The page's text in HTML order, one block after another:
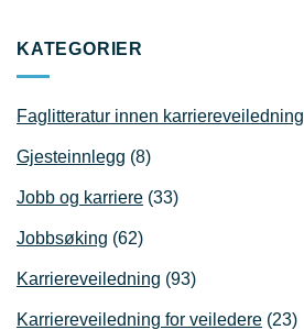
KATEGORIER
Faglitteratur innen karriereveiledning
Gjesteinnlegg (8)
Jobb og karriere (33)
Jobbsøking (62)
Karriereveiledning (93)
Karriereveiledning for veiledere (23)